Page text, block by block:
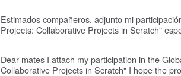
Estimados compañeros, adjunto mi
Projects: Collaborative Projects in Scratch"
Dear mates I attach my participation in the
Collaborative Projects in Scratch" I hope the